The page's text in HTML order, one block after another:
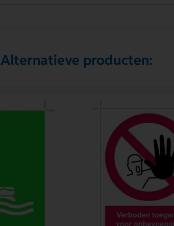
Alternatieve producten: